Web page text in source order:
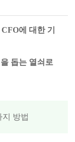
에 대한 기
돕는 열쇠로
방법